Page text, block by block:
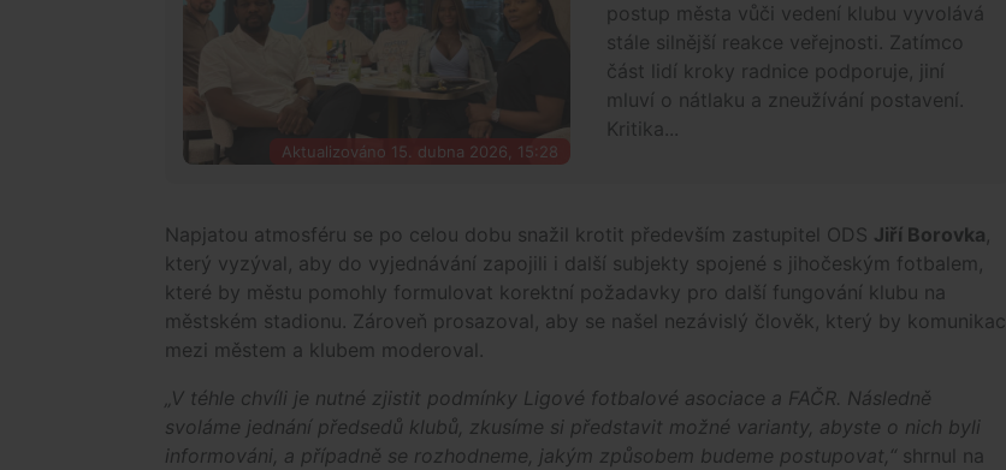
Aktualizováno 15. dubna 2026, 15:28
postup města vůči vedení klubu vyvolává
stále silnější reakce veřejnosti. Zatímco
část lidí kroky radnice podporuje, jiní
mluví o nátlaku a zneužívání postavení.
Kritika...
Napjatou atmosféru se po celou dobu snažil krotit především zastupitel ODS Jiří Borovka,
který vyzýval, aby do vyjednávání zapojili i další subjekty spojené s jihočeským fotbalem,
které by městu pomohly formulovat korektní požadavky pro další fungování klubu na
městském stadionu. Zároveň prosazoval, aby se našel nezávislý člověk, který by komunikaci
mezi městem a klubem moderoval.
„V téhle chvíli je nutné zjistit podmínky Ligové fotbalové asociace a FAČR. Následně
svoláme jednání předsedů klubů, zkusíme si představit možné varianty, abyste o nich byli
informováni, a případně se rozhodneme, jakým způsobem budeme postupovat,“ shrnul na